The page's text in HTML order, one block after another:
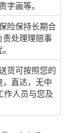
字画等。
险保持长期合
责处理理赔事
货可按照您的
直达，无中
作人员与您及